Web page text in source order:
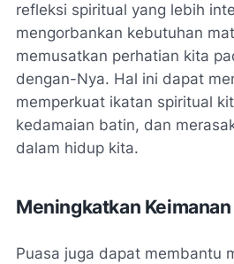
refleksi spiritual yang lebih
mengorbankan kebutuhan
memusatkan perhatian kita
dengan-Nya. Hal ini dapat
memperkuat ikatan spiritual
kedamaian batin, dan
dalam hidup kita.
Meningkatkan Keimanan
Puasa juga dapat membantu